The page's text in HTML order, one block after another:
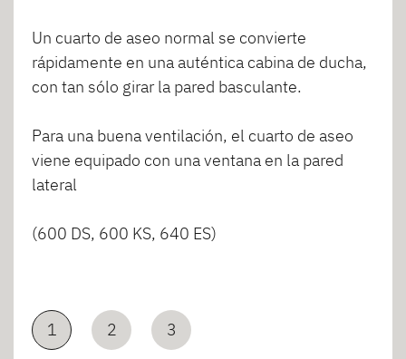
Un cuarto de aseo normal se convierte
rápidamente en una auténtica cabina de ducha,
con tan sólo girar la pared basculante.
Para una buena ventilación, el cuarto de aseo
viene equipado con una ventana en la pared
lateral
(600 DS, 600 KS, 640 ES)
1 2 3